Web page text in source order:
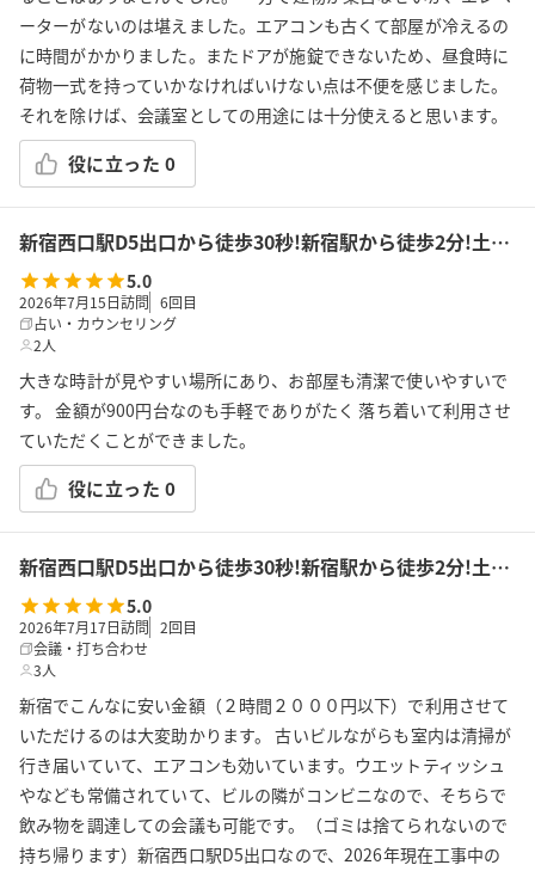
ーターがないのは堪えました。エアコンも古くて部屋が冷えるの
に時間がかかりました。またドアが施錠できないため、昼食時に
荷物一式を持っていかなければいけない点は不便を感じました。
それを除けば、会議室としての用途には十分使えると思います。
役に立った 0
新宿西口駅D5出口から徒歩30秒!新宿駅から徒歩2分!土足OK!飲食持込可!会議/ボドゲ/推し活/女子会/サロン/控室などで利用可能!貸会議室KS2新宿★
5.0
2026年7月15日訪問 6回目
占い・カウンセリング
2人
大きな時計が見やすい場所にあり、お部屋も清潔で使いやすいで
す。 金額が900円台なのも手軽でありがたく 落ち着いて利用させ
ていただくことができました。
役に立った 0
新宿西口駅D5出口から徒歩30秒!新宿駅から徒歩2分!土足OK!飲食持込可!会議/ボドゲ/推し活/女子会/サロン/控室などで利用可能!貸会議室KS2新宿★
5.0
2026年7月17日訪問 2回目
会議・打ち合わせ
3人
新宿でこんなに安い金額（２時間２０００円以下）で利用させて
いただけるのは大変助かります。 古いビルながらも室内は清掃が
行き届いていて、エアコンも効いています。ウエットティッシュ
やなども常備されていて、ビルの隣がコンビニなので、そちらで
飲み物を調達しての会議も可能です。（ゴミは捨てられないので
持ち帰ります）新宿西口駅D5出口なので、2026年現在工事中の